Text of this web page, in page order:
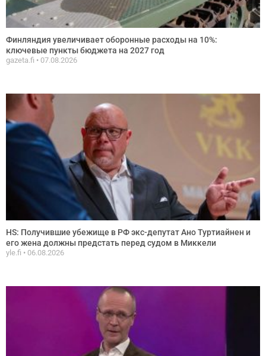
Финляндия увеличивает оборонные расходы на 10%:
ключевые пункты бюджета на 2027 год
gazeta.fi 07.08.2026
HS: Получившие убежище в РФ экс-депутат Ано Туртиайнен и
его жена должны предстать перед судом в Миккели
yle.fi 06.08.2026